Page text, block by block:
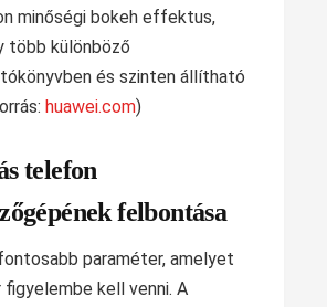
minőségi bokeh effektus,
több különböző
és szinten állítható
huawei.com)
telefon
felbontása
paraméter, amelyet
kell venni. A